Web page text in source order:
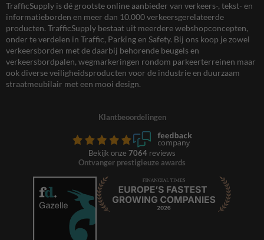
TrafficSupply is dé grootste online aanbieder van verkeers-, tekst- en
informatieborden en meer dan 10.000 verkeersgerelateerde
producten. TrafficSupply bestaat uit meerdere webshopconcepten,
onder te verdelen in Traffic, Parking en Safety. Bij ons koop je zowel
verkeersborden met de daarbij behorende beugels en
verkeersbordpalen, wegmarkeringen rondom parkeerterreinen maar
ook diverse veiligheidsproducten voor de industrie en duurzaam
straatmeubilair met een mooi design.
Klantbeoordelingen
Bekijk onze 7064 reviews
Ontvanger prestigieuze awards